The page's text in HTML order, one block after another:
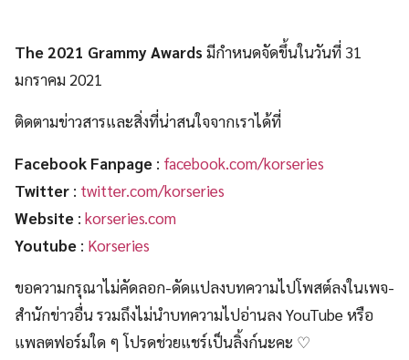
The 2021 Grammy Awardsมีกำหนดจัดขึ้นในวันที่ 31
มกราคม 2021
ติดตามข่าวสารและสิ่งที่น่าสนใจจากเราได้ที่
Facebook Fanpage : facebook.com/korseries
Twitter : twitter.com/korseries
Website : korseries.com
Youtube : Korseries
ขอความกรุณาไม่คัดลอก-ดัดแปลงบทความไปโพสต์ลงในเพจ-
สำนักข่าวอื่น รวมถึงไม่นำบทความไปอ่านลง YouTube หรือ
แพลตฟอร์มใด ๆ โปรดช่วยแชร์เป็นลิ้งก์นะคะ ♡